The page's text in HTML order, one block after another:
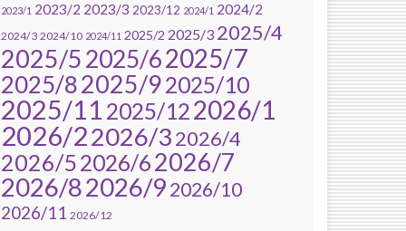
2023/1 2023/2 2023/3 2023/12 2024/1 2024/2
2024/3 2024/10 2024/11 2025/2 2025/3 2025/4
2025/52025/62025/7
2025/82025/92025/10
2025/11 2025/122026/1
2026/22026/32026/4
2026/52026/62026/7
2026/82026/92026/10
2026/11 2026/12